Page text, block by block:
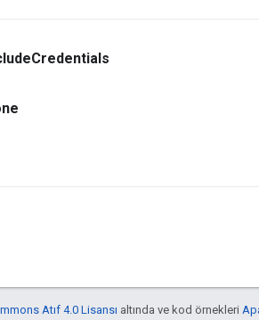
Credentials
Atıf 4.0 Lisansı altında ve kod örnekleri